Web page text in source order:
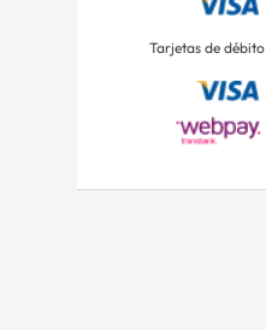
Tarjetas de débito